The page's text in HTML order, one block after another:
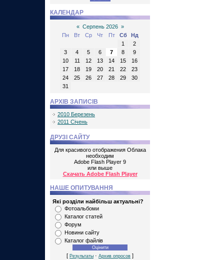
КАЛЕНДАР
« Серпень 2026 »
Пн
Вт Ср Чт Пт Сб
Нд
1
2
3
4 5 6 7 8
9
10
11 12 13 14 15
16
17
18 19 20 21 22
23
24
25 26 27 28 29
30
31
АРХІВ ЗАПИСІВ
2010 Березень
2011 Січень
ДРУЗІ САЙТУ
Для красивого отображения Облака
необходим
Adobe Flash Player 9
или выше
Скачать Adobe Flash Player
НАШЕ ОПИТУВАННЯ
Які розділи найбільш актуальні?
Фотоальбоми
Каталог статей
Форум
Новини сайту
Каталог файлів
[ Результаты · Архив опросов ]